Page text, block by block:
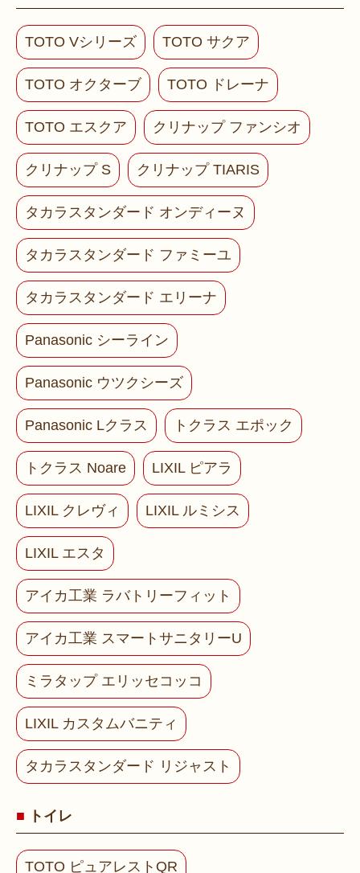
TOTO Vシリーズ TOTO サクア
TOTO オクターブ TOTO ドレーナ
TOTO エスクア クリナップ ファンシオ
クリナップ S クリナップ TIARIS
タカラスタンダード オンディーヌ
タカラスタンダード ファミーユ
タカラスタンダード エリーナ
Panasonic シーライン
Panasonic ウツクシーズ
Panasonic Lクラス トクラス エポック
トクラス Noare LIXIL ピアラ
LIXIL クレヴィ LIXIL ルミシス
LIXIL エスタ
アイカ工業 ラバトリーフィット
アイカ工業 スマートサニタリーU
ミラタップ エリッセコッコ
LIXIL カスタムバニティ
タカラスタンダード リジャスト
トイレ
TOTO ピュアレストQR